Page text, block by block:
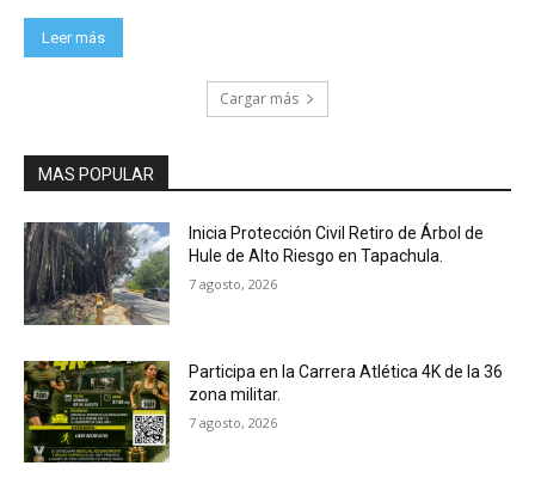
Leer más
Cargar más
MAS POPULAR
Inicia Protección Civil Retiro de Árbol de
Hule de Alto Riesgo en Tapachula.
7 agosto, 2026
Participa en la Carrera Atlética 4K de la 36
zona militar.
7 agosto, 2026